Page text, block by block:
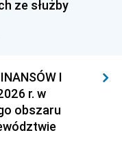
1933
1930
1927
ze służby
I
r. w
obszaru